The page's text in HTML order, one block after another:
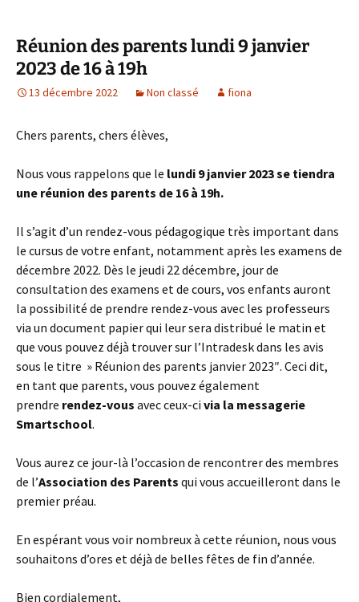
Réunion des parents lundi 9 janvier
2023 de 16 à 19h
13 décembre 2022 Non classé fiona
Chers parents, chers élèves,
Nous vous rappelons que le lundi 9 janvier 2023 se tiendra
une réunion des parents de 16 à 19h.
Il s’agit d’un rendez-vous pédagogique très important dans
le cursus de votre enfant, notamment après les examens de
décembre 2022. Dès le jeudi 22 décembre, jour de
consultation des examens et de cours, vos enfants auront
la possibilité de prendre rendez-vous avec les professeurs
via un document papier qui leur sera distribué le matin et
que vous pouvez déjà trouver sur l’Intradesk dans les avis
sous le titre » Réunion des parents janvier 2023″. Ceci dit,
en tant que parents, vous pouvez également
prendre rendez-vous avec ceux-ci via la messagerie
Smartschool.
Vous aurez ce jour-là l’occasion de rencontrer des membres
de l’Association des Parents qui vous accueilleront dans le
premier préau.
En espérant vous voir nombreux à cette réunion, nous vous
souhaitons d’ores et déjà de belles fêtes de fin d’année.
Bien cordialement,